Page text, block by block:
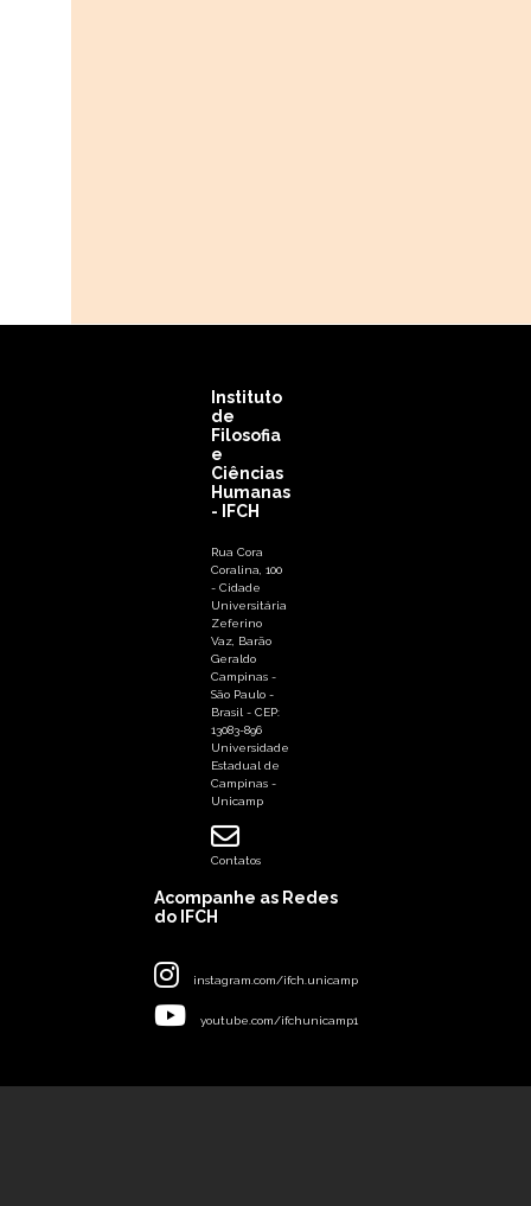
Instituto
de
Filosofia
e
Ciências
Humanas
- IFCH
Rua Cora
Coralina, 100
- Cidade
Universitária
Zeferino
Vaz, Barão
Geraldo
Campinas -
São Paulo -
Brasil - CEP:
13083-896
Universidade
Estadual de
Campinas -
Unicamp
Contatos
Acompanhe as Redes
do IFCH
instagram.com/ifch.unicamp
youtube.com/ifchunicamp1